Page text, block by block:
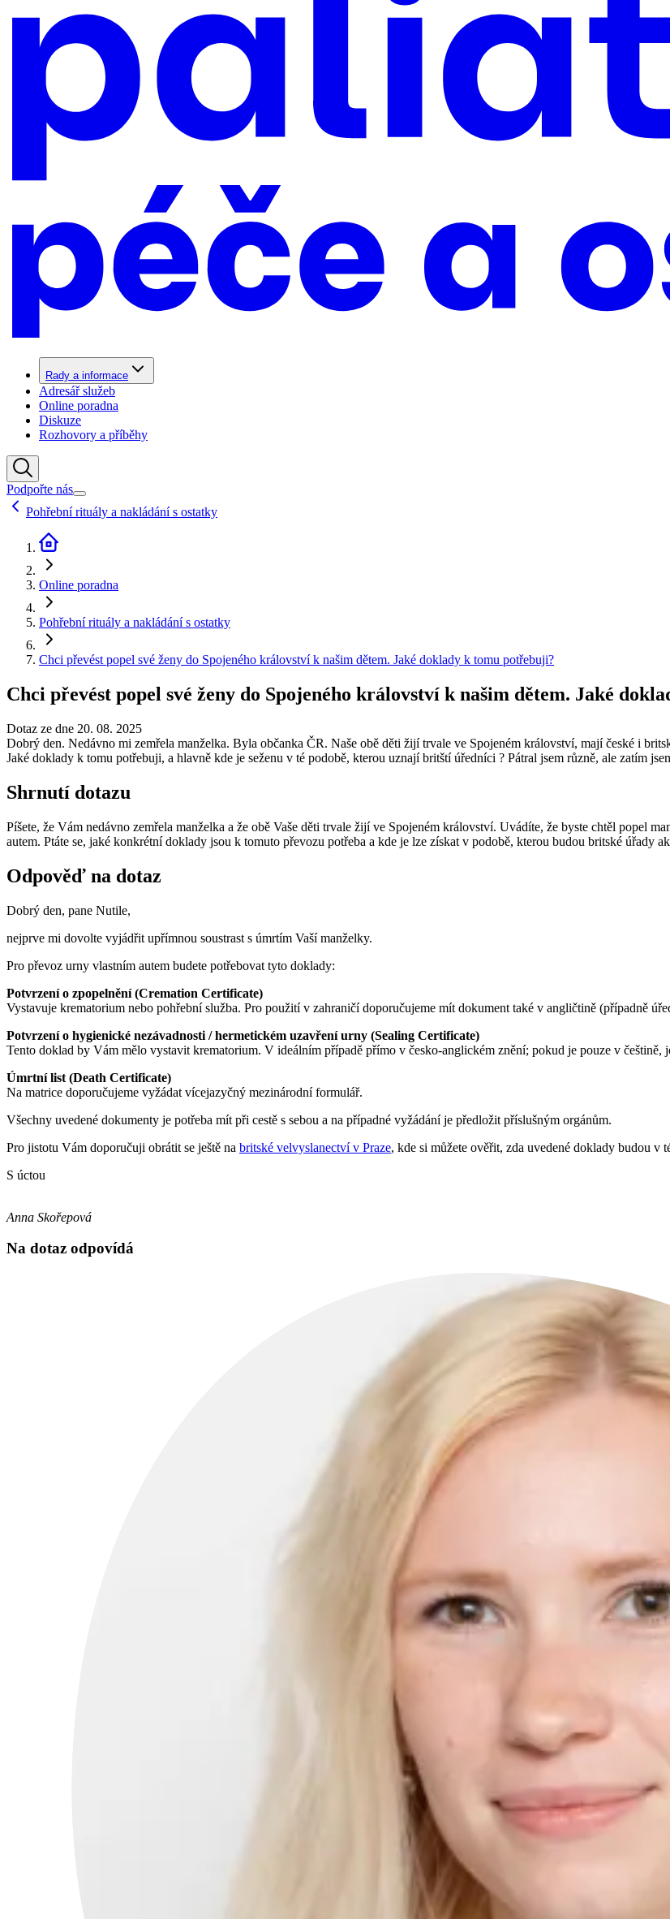
Rady a informace
Adresář služeb
Online poradna
Diskuze
Rozhovory a příběhy
Podpořte nás
Pohřební rituály a nakládání s ostatky
Online poradna
Pohřební rituály a nakládání s ostatky
Chci převést popel své ženy do Spojeného království k našim dětem. Jaké doklady k tomu potřebuji?
Chci převést popel své ženy do Spojeného království k našim dětem. Jaké
Dotaz ze dne 20. 08. 2025
Dobrý den. Nedávno mi zemřela manželka. Byla občanka ČR. Naše obě děti žijí trvale ve Spojeném království, mají české i
Jaké doklady k tomu potřebuji, a hlavně kde je seženu v té podobě, kterou uznají britští úředníci ? Pátral jsem různě, ale zatím
Shrnutí dotazu
Píšete, že Vám nedávno zemřela manželka a že obě Vaše děti trvale žijí ve Spojeném království. Uvádíte, že byste chtěl popel
autem. Ptáte se, jaké konkrétní doklady jsou k tomuto převozu potřeba a kde je lze získat v podobě, kterou budou britské úřady
Odpověď na dotaz
Dobrý den, pane Nutile,
nejprve mi dovolte vyjádřit upřímnou soustrast s úmrtím Vaší manželky.
Pro převoz urny vlastním autem budete potřebovat tyto doklady:
Potvrzení o zpopelnění (Cremation Certificate)
Vystavuje krematorium nebo pohřební služba. Pro použití v zahraničí doporučujeme mít dokument také v angličtině (případně
Potvrzení o hygienické nezávadnosti / hermetickém uzavření urny (Sealing Certificate)
Tento doklad by Vám mělo vystavit krematorium. V ideálním případě přímo v česko-anglickém znění; pokud je pouze v češtině,
Úmrtní list (Death Certificate)
Na matrice doporučujeme vyžádat vícejazyčný mezinárodní formulář.
Všechny uvedené dokumenty je potřeba mít při cestě s sebou a na případné vyžádání je předložit příslušným orgánům.
Pro jistotu Vám doporučuji obrátit se ještě na britské velvyslanectví v Praze, kde si můžete ověřit, zda uvedené doklady budou v
S úctou
Anna Skořepová
Na dotaz odpovídá